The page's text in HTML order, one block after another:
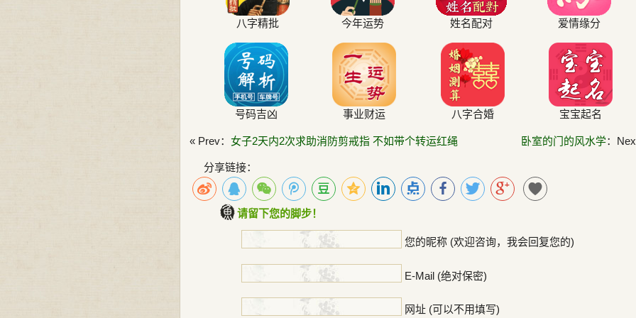
八字精批 今年运势 姓名配对 爱情缘分
号码吉凶 事业财运 八字合婚 宝宝起名
« Prev： 女子2天内2次求助消防剪戒指 不如带个转运红绳 卧室的门的风水学：
分享链接：
请留下您的脚步！
您的昵称 (欢迎咨询，我会回复您的)
E-Mail (绝对保密)
网址 (可以不用填写)